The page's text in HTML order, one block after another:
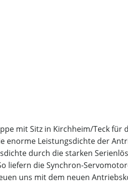
mit Sitz in Kirchheim/Teck
enorme Leistungsdichte der
durch die starken
die Synchron-
uns mit dem neuen